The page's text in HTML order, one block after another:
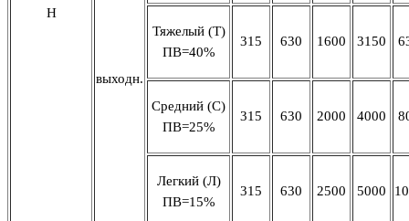
Н
выходн.
Тяжелый (Т)
ПВ=40%
315 630 1600 3150
Средний (С)
ПВ=25%
315 630 2000 4000
Легкий (Л)
ПВ=15%
315 630 2500 5000